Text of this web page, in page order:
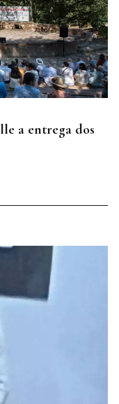
a entrega dos
el alta de la